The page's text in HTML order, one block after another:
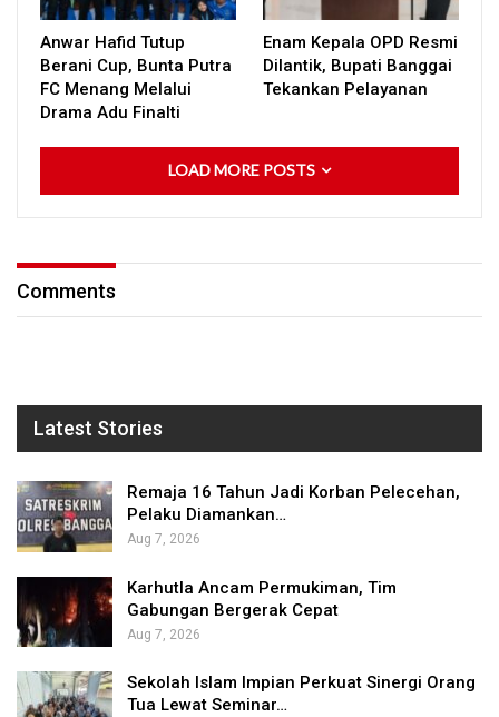
Anwar Hafid Tutup
Berani Cup, Bunta Putra
FC Menang Melalui
Drama Adu Finalti
Enam Kepala OPD Resmi
Dilantik, Bupati Banggai
Tekankan Pelayanan
LOAD MORE POSTS
Comments
Latest Stories
Remaja 16 Tahun Jadi Korban Pelecehan,
Pelaku Diamankan…
Aug 7, 2026
Karhutla Ancam Permukiman, Tim
Gabungan Bergerak Cepat
Aug 7, 2026
Sekolah Islam Impian Perkuat Sinergi Orang
Tua Lewat Seminar…